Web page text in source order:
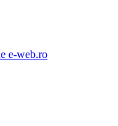
e-web.ro